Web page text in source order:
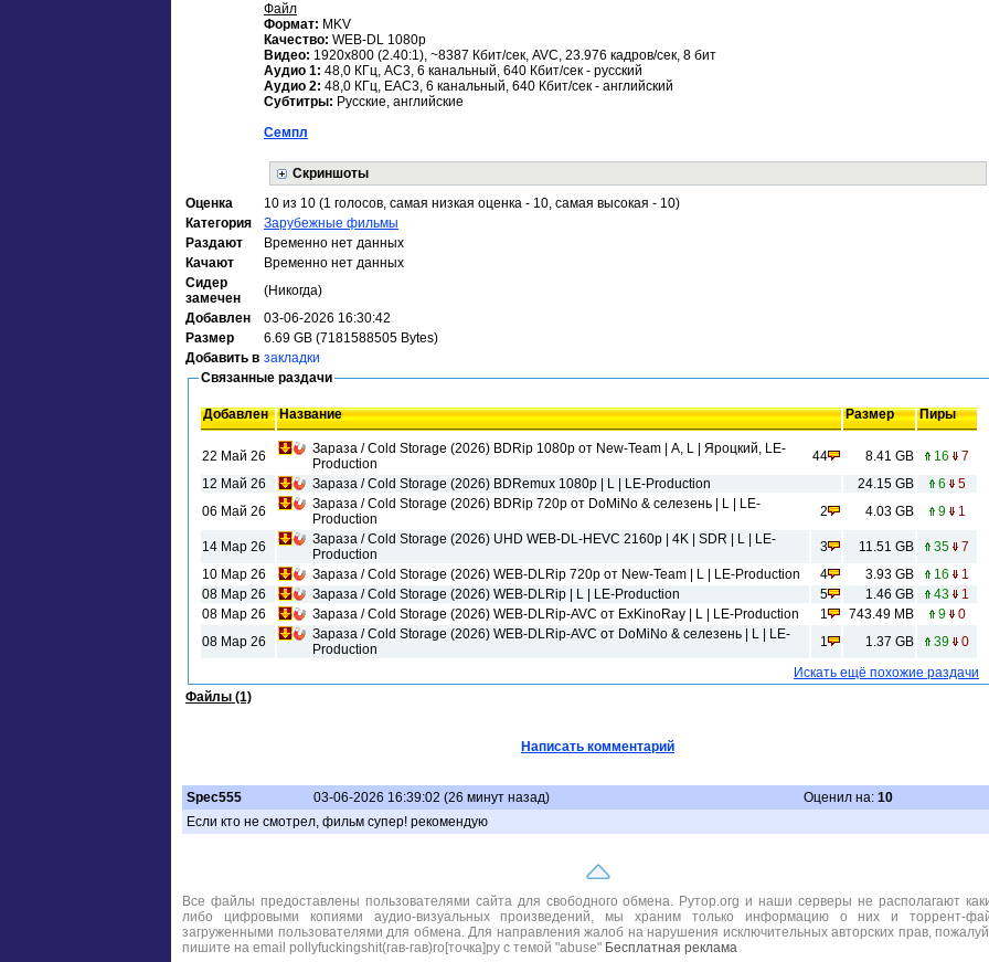
Файл
Формат: MKV
Качество: WEB-DL 1080p
Видео: 1920x800 (2.40:1), ~8387 Кбит/сек, AVC, 23.976 кадров/сек, 8 бит
Аудио 1: 48,0 КГц, AC3, 6 канальный, 640 Кбит/сек - русский
Аудио 2: 48,0 КГц, ЕAC3, 6 канальный, 640 Кбит/сек - английский
Субтитры: Русские, английские
Семпл
Скриншоты
Оценка
10 из 10 (1 голосов, самая низкая оценка - 10, самая высокая - 10)
Категория
Зарубежные фильмы
Раздают
Временно нет данных
Качают
Временно нет данных
Сидер
замечен
(Никогда)
Добавлен
03-06-2026 16:30:42
Размер
6.69 GB (7181588505 Bytes)
Добавить в закладки
Связанные раздачи
Добавлен Название Размер Пиры
22 Май 26
Зараза / Cold Storage (2026) BDRip 1080p от New-Team | A, L | Яроцкий, LE-
Production
44 8.41 GB 16
7
12 Май 26
Зараза / Cold Storage (2026) BDRemux 1080p | L | LE-Production 24.15 GB 6
5
06 Май 26
Зараза / Cold Storage (2026) BDRip 720p от DoMiNo & селезень | L | LE-
Production
2 4.03 GB 9 1
14 Мар 26
Зараза / Cold Storage (2026) UHD WEB-DL-HEVC 2160p | 4K | SDR | L | LE-
Production
3 11.51 GB 35
7
10 Мар 26
Зараза / Cold Storage (2026) WEB-DLRip 720p от New-Team | L | LE-Production 4 3.93 GB 16
1
08 Мар 26
Зараза / Cold Storage (2026) WEB-DLRip | L | LE-Production 5 1.46 GB 43
1
08 Мар 26
Зараза / Cold Storage (2026) WEB-DLRip-AVC от ExKinoRay | L | LE-Production 1 743.49 MB 9 0
08 Мар 26
Зараза / Cold Storage (2026) WEB-DLRip-AVC от DoMiNo & селезень | L | LE-
Production
1 1.37 GB 39
0
Искать ещё похожие раздачи
Файлы (1)
Написать комментарий
Spec555 03-06-2026 16:39:02 (26 минут назад) Оценил на: 10
Если кто не смотрел, фильм супер! рекомендую
Все файлы предоставлены пользователями сайта для свободного обмена. Рутор.org и наши серверы не располагают
либо цифровыми копиями аудио-визуальных произведений, мы храним только информацию о них и торрент-
загруженными пользователями для обмена. Для направления жалоб на нарушения исключительных авторских прав,
пишите на email pollyfuckingshit(гав-гав)ro[точка]ру с темой "abuse" Бесплатная реклама